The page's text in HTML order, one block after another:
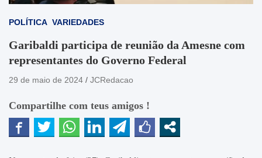
POLÍTICA VARIEDADES
Garibaldi participa de reunião da Amesne com
representantes do Governo Federal
29 de maio de 2024 JCRedacao
Compartilhe com teus amigos !